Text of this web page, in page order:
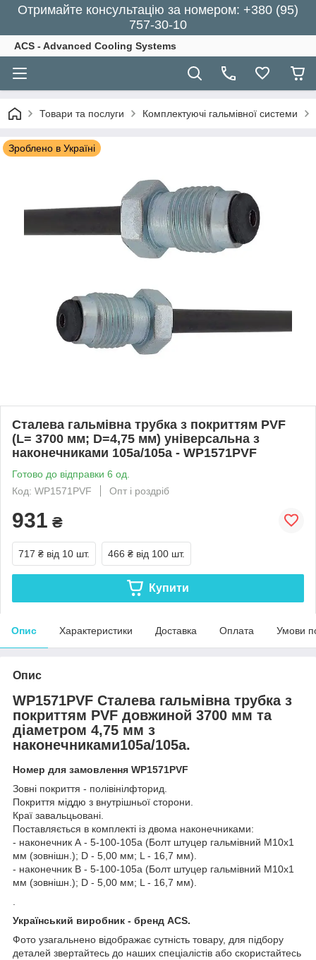
Отримайте консультацію за номером: +380 (95)
757-30-10
ACS - Advanced Cooling Systems
Товари та послуги Комплектуючі гальмівної системи
Зроблено в Україні
Сталева гальмівна трубка з покриттям PVF
(L= 3700 мм; D=4,75 мм) універсальна з
наконечниками 105а/105а - WP1571PVF
Готово до відправки 6 од.
Код: WP1571PVF
Опт і роздріб
931 ₴
717 ₴ від 10 шт. 466 ₴ від 100 шт.
Купити
Опис Характеристики Доставка Оплата Умови
Опис
WP1571PVF Сталева гальмівна трубка з
покриттям PVF довжиной 3700 мм та
діаметром 4,75 мм з
наконечниками105а/105а.
Номер для замовлення WP1571PVF
Зовні покриття - полівінілфторид.
Покриття міддю з внутрішньої сторони.
Краї завальцьовані.
Поставляється в комплекті із двома наконечниками:
- наконечник А - 5-100-105а (Болт штуцер гальмівний М10х1
мм (зовнішн.); D - 5,00 мм; L - 16,7 мм).
- наконечник В - 5-100-105а (Болт штуцер гальмівний М10х1
мм (зовнішн.); D - 5,00 мм; L - 16,7 мм).
.
Український виробник - бренд ACS.
Фото узагальнено відображає сутність товару, для підбору
деталей звертайтесь до наших спеціалістів або скористайтесь